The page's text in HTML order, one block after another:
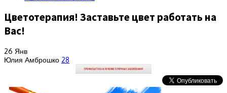
Цветотерапия! Заставьте цвет работать на
Вас!
26 Янв
Юлия Амброшко 28